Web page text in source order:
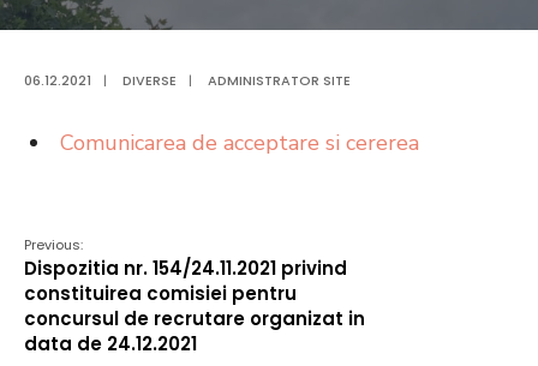
06.12.2021 | DIVERSE | ADMINISTRATOR SITE
Comunicarea de acceptare si cererea
Previous:
Dispozitia nr. 154/24.11.2021 privind
constituirea comisiei pentru
concursul de recrutare organizat in
data de 24.12.2021